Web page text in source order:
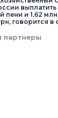
пени и 1,62
говорится
партнеры